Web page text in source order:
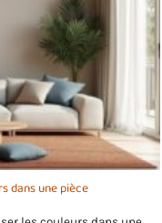
dans une pièce